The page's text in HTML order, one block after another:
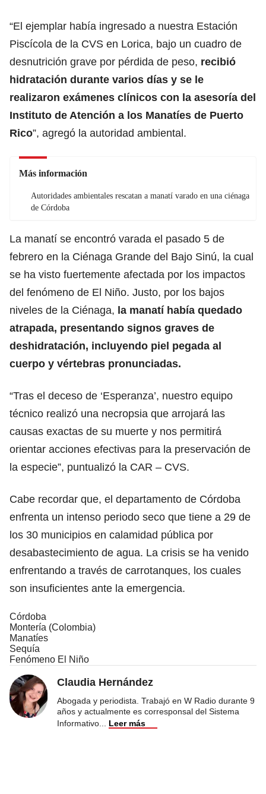
“El ejemplar había ingresado a nuestra Estación
Piscícola de la CVS en Lorica, bajo un cuadro de
desnutrición grave por pérdida de peso, recibió
hidratación durante varios días y se le
realizaron exámenes clínicos con la asesoría del
Instituto de Atención a los Manatíes de Puerto
Rico”, agregó la autoridad ambiental.
Más información
Autoridades ambientales rescatan a manatí varado en una ciénaga
de Córdoba
La manatí se encontró varada el pasado 5 de
febrero en la Ciénaga Grande del Bajo Sinú, la cual
se ha visto fuertemente afectada por los impactos
del fenómeno de El Niño. Justo, por los bajos
niveles de la Ciénaga, la manatí había quedado
atrapada, presentando signos graves de
deshidratación, incluyendo piel pegada al
cuerpo y vértebras pronunciadas.
“Tras el deceso de ‘Esperanza’, nuestro equipo
técnico realizó una necropsia que arrojará las
causas exactas de su muerte y nos permitirá
orientar acciones efectivas para la preservación de
la especie”, puntualizó la CAR – CVS.
Cabe recordar que, el departamento de Córdoba
enfrenta un intenso periodo seco que tiene a 29 de
los 30 municipios en calamidad pública por
desabastecimiento de agua. La crisis se ha venido
enfrentando a través de carrotanques, los cuales
son insuficientes ante la emergencia.
Córdoba
Montería (Colombia)
Manatíes
Sequía
Fenómeno El Niño
Claudia Hernández
Abogada y periodista. Trabajó en W Radio durante 9
años y actualmente es corresponsal del Sistema
Informativo
Leer más